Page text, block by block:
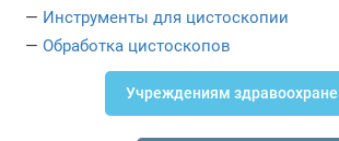
Резектоскопы
Тележки и контейнеры для
Цистоскопы
— Инструменты для цистоскопии
— Обработка цистоскопов
Учреждениям